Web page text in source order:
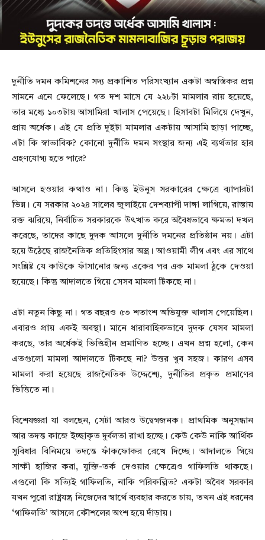
দুর্নীতি দমন কমিশনের সদ্য প্রকাশিত পরিসংখ্যান একটা অস্বস্তিকর প্রশ্ন
সামনে এনে ফেলেছে। গত দশ মাসে যে ২২৮টা মামলার রায় হয়েছে,
তার মধ্যে ১০৩টায় আসামিরা খালাস পেয়েছে। হিসাবটা মিলিয়ে দেখুন,
প্রায় অর্ধেক। এই যে প্রতি দুইটা মামলার একটায় আসামি ছাড়া পাচ্ছে,
এটা কি স্বাভাবিক? কোনো দুর্নীতি দমন সংস্থার জন্য এই ব্যর্থতার হার
গ্রহণযোগ্য হতে পারে?
আসলে হওয়ার কথাও না। কিন্তু ইউনুস সরকারের ক্ষেত্রে ব্যাপারটা
ভিন্ন। যে সরকার ২০২৪ সালের জুলাইয়ে দেশব্যাপী দাঙ্গা লাগিয়ে, রাস্তায়
রক্ত ঝরিয়ে, নির্বাচিত সরকারকে উৎখাত করে অবৈধভাবে ক্ষমতা দখল
করেছে, তাদের কাছে দুদক আসলে দুর্নীতি দমনের প্রতিষ্ঠান নয়। এটা
হয়ে উঠেছে রাজনৈতিক প্রতিহিংসার অস্ত্র। আওয়ামী লীগ এবং এর সাথে
সংশ্লিষ্ট যে কাউকে ফাঁসানোর জন্য একের পর এক মামলা ঠুকে দেওয়া
হয়েছে। কিন্তু আদালতে গিয়ে সেসব মামলা টিকছে না।
এটা নতুন কিছু না। গত বছরও ৫৩ শতাংশ অভিযুক্ত খালাস পেয়েছিল।
এবারও প্রায় একই অবস্থা। মানে ধারাবাহিকভাবে দুদক যেসব মামলা
করছে, তার অর্ধেকই ভিত্তিহীন প্রমাণিত হচ্ছে। এখন প্রশ্ন হলো, কেন
এতগুলো মামলা আদালতে টিকছে না? উত্তর খুব সহজ। কারণ এসব
মামলা করা হয়েছে রাজনৈতিক উদ্দেশ্যে, দুর্নীতির প্রকৃত প্রমাণের
ভিত্তিতে না।
বিশেষজ্ঞরা যা বলছেন, সেটা আরও উদ্বেগজনক। প্রাথমিক অনুসন্ধান
আর তদন্ত কাজে ইচ্ছাকৃত দুর্বলতা রাখা হচ্ছে। কেউ কেউ নাকি আর্থিক
সুবিধার বিনিময়ে তদন্তে ফাঁকফোকর রেখে দিচ্ছে। আদালতে গিয়ে
সাক্ষী হাজির করা, যুক্তি-তর্ক দেওয়ার ক্ষেত্রেও গাফিলতি থাকছে।
এগুলো কি সত্যিই গাফিলতি, নাকি পরিকল্পিত? একটা অবৈধ সরকার
যখন পুরো রাষ্ট্রযন্ত্র নিজেদের স্বার্থে ব্যবহার করতে চায়, তখন এই ধরনের
‘গাফিলতি’ আসলে কৌশলের অংশ হয়ে দাঁড়ায়।